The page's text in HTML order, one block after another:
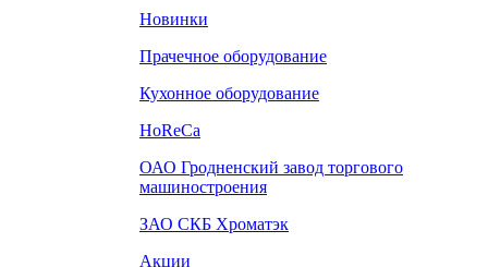
Новинки
Прачечное оборудование
Кухонное оборудование
HoReCa
ОАО Гродненский завод торгового
машиностроения
ЗАО СКБ Хроматэк
Акции